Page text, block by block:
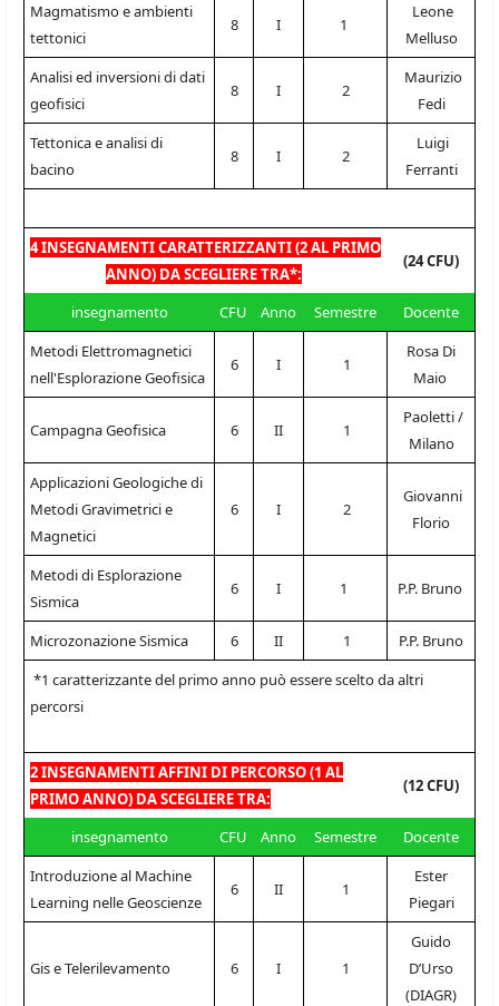
Magmatismo e ambienti
tettonici
8 I 1
Leone
Melluso
Analisi ed inversioni di dati
geofisici
8 I 2
Maurizio
Fedi
Tettonica e analisi di
bacino
8 I 2
Luigi
Ferranti
4 INSEGNAMENTI CARATTERIZZANTI (2 AL PRIMO
ANNO) DA SCEGLIERE TRA*:
(24 CFU)
insegnamento CFU Anno Semestre
Docente
Metodi Elettromagnetici
nell'Esplorazione Geofisica
6 I 1
Rosa Di
Maio
Campagna Geofisica 6 II 1
Paoletti /
Milano
Applicazioni Geologiche di
Metodi Gravimetrici e
Magnetici
6 I 2
Giovanni
Florio
Metodi di Esplorazione
Sismica
6 I 1 P.P. Bruno
Microzonazione Sismica 6 II 1
P.P. Bruno
*1 caratterizzante del primo anno può essere scelto da altri
percorsi
2 INSEGNAMENTI AFFINI DI PERCORSO (1 AL
PRIMO ANNO) DA SCEGLIERE TRA:
(12 CFU)
insegnamento CFU Anno Semestre
Docente
Introduzione al Machine
Learning nelle Geoscienze
6 II 1
Ester
Piegari
Gis e Telerilevamento 6 I 1
Guido
D’Urso
(DIAGR)